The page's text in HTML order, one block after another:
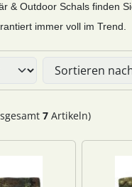
& Outdoor Schals finden
immer voll im Trend.
7 Artikeln)